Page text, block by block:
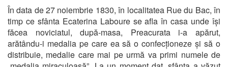
În data de 27 noiembrie 1830, în localitatea Rue du Bac, în
timp ce sfânta Ecaterina Laboure se afla în casa unde își
făcea noviciatul, după-masa, Preacurata i-a apărut,
arătându-i medalia pe care ea să o confecționeze și să o
distribuie, medalie care mai pe urmă va primi numele de